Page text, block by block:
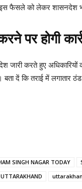
इस फैसले को लेकर शासनदेश
पर होगी
जारी करते हुए
बता दें कि तराई में लगातार
SINGH NAGAR TODAY